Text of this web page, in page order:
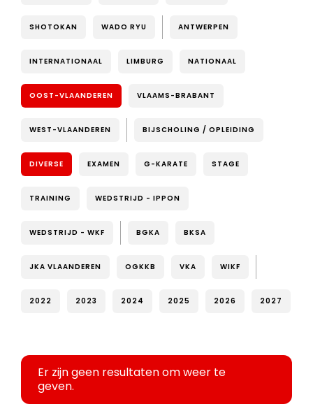
SHOTOKAN WADO RYU ANTWERPEN
INTERNATIONAAL LIMBURG NATIONAAL
OOST-VLAANDEREN VLAAMS-BRABANT
WEST-VLAANDEREN BIJSCHOLING / OPLEIDING
DIVERSE EXAMEN G-KARATE STAGE
TRAINING WEDSTRIJD - IPPON
WEDSTRIJD - WKF BGKA BKSA
JKA VLAANDEREN OGKKB VKA WIKF
2022 2023 2024 2025 2026 2027
Er zijn geen resultaten om weer te
geven.